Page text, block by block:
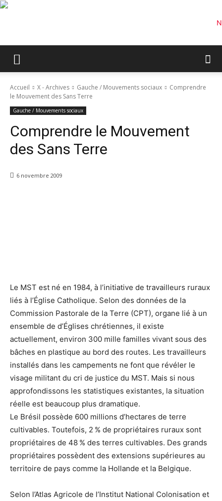
Accueil X - Archives Gauche / Mouvements sociaux
Comprendre
le Mouvement des Sans Terre
Gauche / Mouvements sociaux
Comprendre le Mouvement
des Sans Terre
6 novembre 2009
Le MST est né en 1984, à l’initiative de travailleurs ruraux
liés à l’Église Catholique. Selon des données de la
Commission Pastorale de la Terre (CPT), organe lié à un
ensemble de d’Églises chrétiennes, il existe
actuellement, environ 300 mille familles vivant sous des
bâches en plastique au bord des routes. Les travailleurs
installés dans les campements ne font que révéler le
visage militant du cri de justice du MST. Mais si nous
approfondissons les statistiques existantes, la situation
réelle est beaucoup plus dramatique.
Le Brésil possède 600 millions d’hectares de terre
cultivables. Toutefois, 2 % de propriétaires ruraux sont
propriétaires de 48 % des terres cultivables. Des grands
propriétaires possèdent des extensions supérieures au
territoire de pays comme la Hollande et la Belgique.
Selon l’Atlas Agricole de l’Institut National Colonisation et